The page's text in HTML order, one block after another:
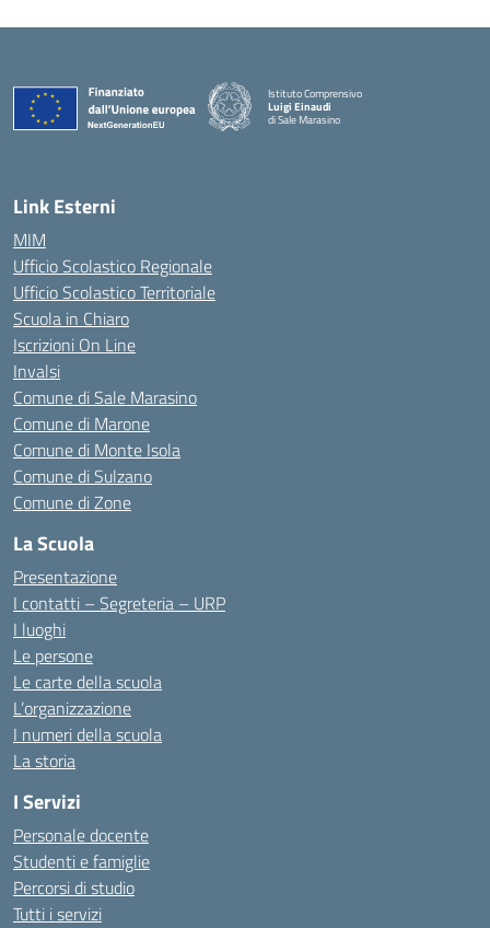
Istituto Comprensivo
Luigi Einaudi
di Sale Marasino
Link Esterni
MIM
Ufficio Scolastico Regionale
Ufficio Scolastico Territoriale
Scuola in Chiaro
Iscrizioni On Line
Invalsi
Comune di Sale Marasino
Comune di Marone
Comune di Monte Isola
Comune di Sulzano
Comune di Zone
La Scuola
Presentazione
I contatti – Segreteria – URP
I luoghi
Le persone
Le carte della scuola
L’organizzazione
I numeri della scuola
La storia
I Servizi
Personale docente
Studenti e famiglie
Percorsi di studio
Tutti i servizi